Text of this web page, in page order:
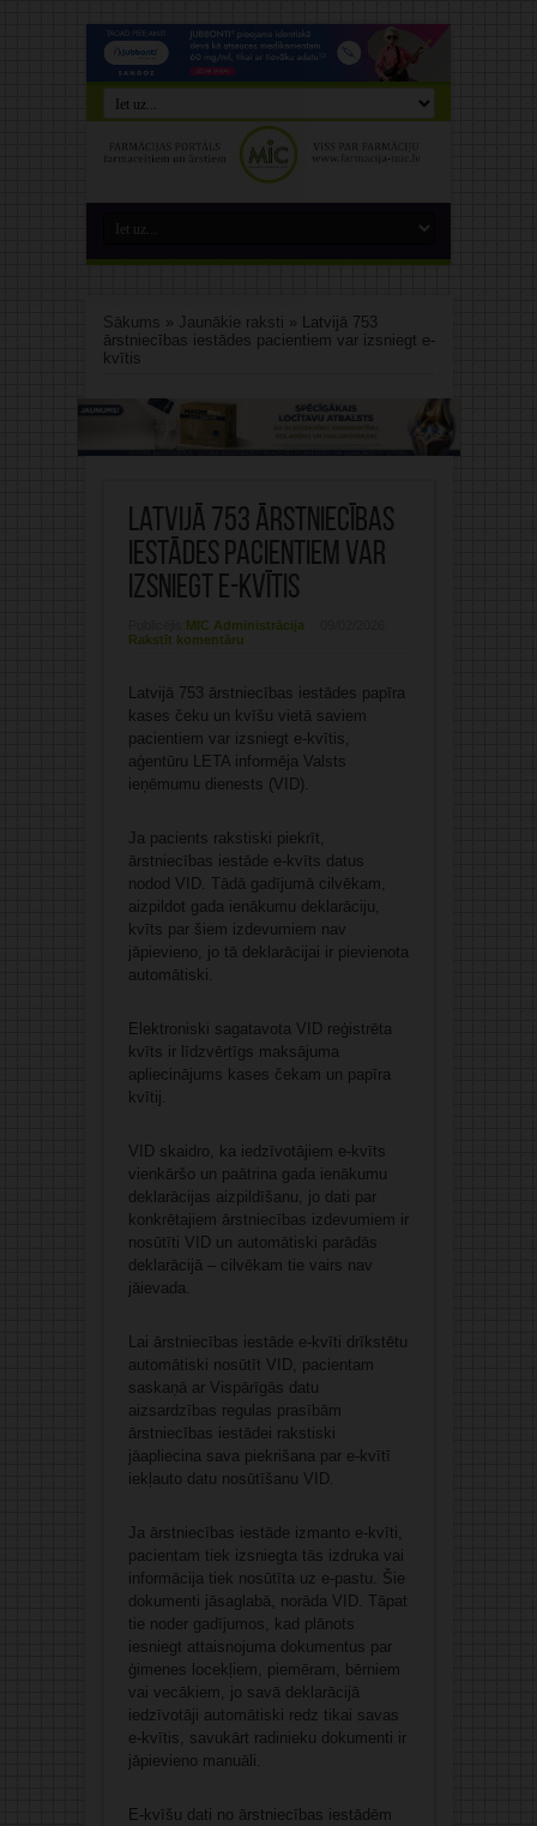
Sākums » Jaunākie raksti » Latvijā 753
ārstniecības iestādes pacientiem var izsniegt e-
kvītis
Latvijā 753 ārstniecības
iestādes pacientiem var
izsniegt e-kvītis
MIC Administrācija
Rakstīt komentāru
Latvijā 753 ārstniecības iestādes papīra
kases čeku un kvīšu vietā saviem
pacientiem var izsniegt e-kvītis,
aģentūru LETA informēja Valsts
ieņēmumu dienests (VID).
Ja pacients rakstiski piekrīt,
ārstniecības iestāde e-kvīts datus
nodod VID. Tādā gadījumā cilvēkam,
aizpildot gada ienākumu deklarāciju,
kvīts par šiem izdevumiem nav
jāpievieno, jo tā deklarācijai ir pievienota
automātiski.
Elektroniski sagatavota VID reģistrēta
kvīts ir līdzvērtīgs maksājuma
apliecinājums kases čekam un papīra
kvītij.
VID skaidro, ka iedzīvotājiem e-kvīts
vienkāršo un paātrina gada ienākumu
deklarācijas aizpildīšanu, jo dati par
konkrētajiem ārstniecības izdevumiem ir
nosūtīti VID un automātiski parādās
deklarācijā – cilvēkam tie vairs nav
jāievada.
Lai ārstniecības iestāde e-kvīti drīkstētu
automātiski nosūtīt VID, pacientam
saskaņā ar Vispārīgās datu
aizsardzības regulas prasībām
ārstniecības iestādei rakstiski
jāapliecina sava piekrišana par e-kvītī
iekļauto datu nosūtīšanu VID.
Ja ārstniecības iestāde izmanto e-kvīti,
pacientam tiek izsniegta tās izdruka vai
informācija tiek nosūtīta uz e-pastu. Šie
dokumenti jāsaglabā, norāda VID. Tāpat
tie noder gadījumos, kad plānots
iesniegt attaisnojuma dokumentus par
ģimenes locekļiem, piemēram, bērniem
vai vecākiem, jo savā deklarācijā
iedzīvotāji automātiski redz tikai savas
e-kvītis, savukārt radinieku dokumenti ir
jāpievieno manuāli.
E-kvīšu dati no ārstniecības iestādēm